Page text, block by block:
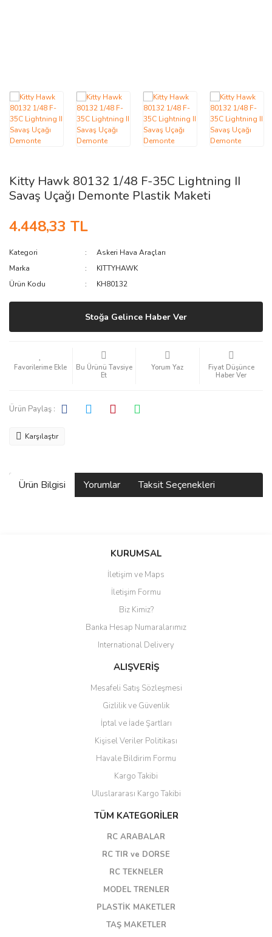
Kitty Hawk 80132 1/48 F-35C Lightning II
Savaş Uçağı Demonte Plastik Maketi
4.448,33 TL
Kategori
Askeri Hava Araçları
Marka
KITTYHAWK
Ürün Kodu
KH80132
Stoğa Gelince Haber Ver
Bu Ürünü Tavsiye
Et
Yorum Yaz
Fiyat Düşünce
Haber Ver
Ürün Paylaş :
Karşılaştır
Ürün Bilgisi Yorumlar Taksit Seçenekleri
Bu ürüne ilk yorumu siz yapın!
Yorum Yaz
KURUMSAL
İletişim ve Maps
İletişim Formu
Biz Kimiz?
Banka Hesap Numaralarımız
International Delivery
ALIŞVERİŞ
Mesafeli Satış Sözleşmesi
Gizlilik ve Güvenlik
İptal ve İade Şartları
Kişisel Veriler Politikası
Havale Bildirim Formu
Kargo Takibi
Uluslararası Kargo Takibi
TÜM KATEGORİLER
RC ARABALAR
RC TIR ve DORSE
RC TEKNELER
MODEL TRENLER
PLASTİK MAKETLER
TAŞ MAKETLER
TEKNİK KİTAP ve KATALOGLAR